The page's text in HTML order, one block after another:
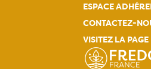
ESPACE
CONTACTEZ-
VISITEZ LA PAGE